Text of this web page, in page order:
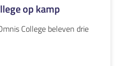
op kamp
College beleven drie